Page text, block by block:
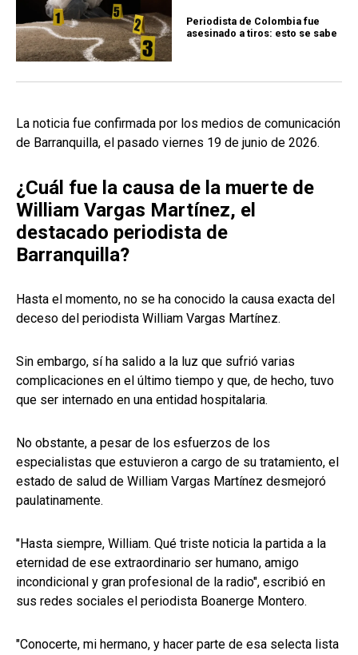
Periodista de Colombia fue
asesinado a tiros: esto se sabe
La noticia fue confirmada por los medios de comunicación
de Barranquilla, el pasado viernes 19 de junio de 2026.
¿Cuál fue la causa de la muerte de
William Vargas Martínez, el
destacado periodista de
Barranquilla?
Hasta el momento, no se ha conocido la causa exacta del
deceso del periodista William Vargas Martínez.
Sin embargo, sí ha salido a la luz que sufrió varias
complicaciones en el último tiempo y que, de hecho, tuvo
que ser internado en una entidad hospitalaria.
No obstante, a pesar de los esfuerzos de los
especialistas que estuvieron a cargo de su tratamiento, el
estado de salud de William Vargas Martínez desmejoró
paulatinamente.
"Hasta siempre, William. Qué triste noticia la partida a la
eternidad de ese extraordinario ser humano, amigo
incondicional y gran profesional de la radio", escribió en
sus redes sociales el periodista Boanerge Montero.
"Conocerte, mi hermano, y hacer parte de esa selecta lista